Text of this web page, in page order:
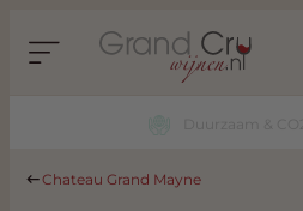
Chateau Grand Mayne